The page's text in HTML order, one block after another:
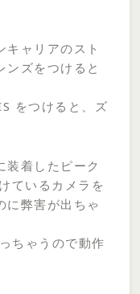
ャリアのスト
ンズをつけると
をつけると、ズ
装着したピーク
ているカメラを
に弊害が出ちゃ
ちゃうので動作